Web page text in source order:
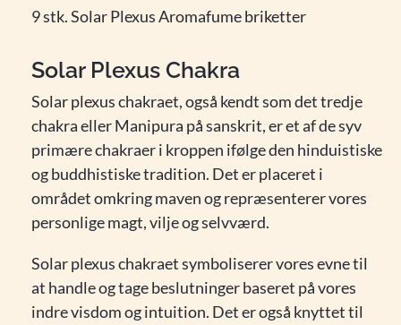
9 stk. Solar Plexus Aromafume briketter
Solar Plexus Chakra
Solar plexus chakraet, også kendt som det tredje
chakra eller Manipura på sanskrit, er et af de syv
primære chakraer i kroppen ifølge den hinduistiske
og buddhistiske tradition. Det er placeret i
området omkring maven og repræsenterer vores
personlige magt, vilje og selvværd.
Solar plexus chakraet symboliserer vores evne til
at handle og tage beslutninger baseret på vores
indre visdom og intuition. Det er også knyttet til